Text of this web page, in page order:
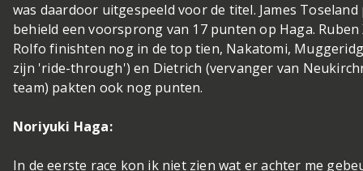
was daardoor uitgespeeld voor de titel. James
behield een voorsprong van 17 punten op Haga. Ruben
Rolfo finishten nog in de top tien, Nakatomi,
zijn 'ride-through') en Dietrich (vervanger van
team) pakten ook nog punten.
Noriyuki Haga:
In de eerste race kon ik niet zien wat er achter me